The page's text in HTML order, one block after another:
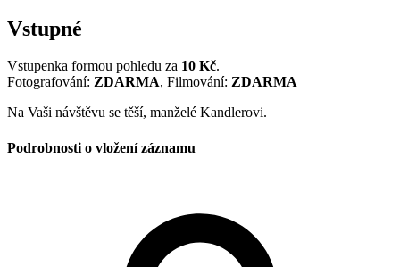
Vstupné
Vstupenka formou pohledu za 10 Kč.
Fotografování: ZDARMA, Filmování: ZDARMA
Na Vaši návštěvu se těší, manželé Kandlerovi.
Podrobnosti o vložení záznamu